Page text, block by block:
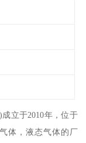
立于2010年，位于
体，液态气体的厂